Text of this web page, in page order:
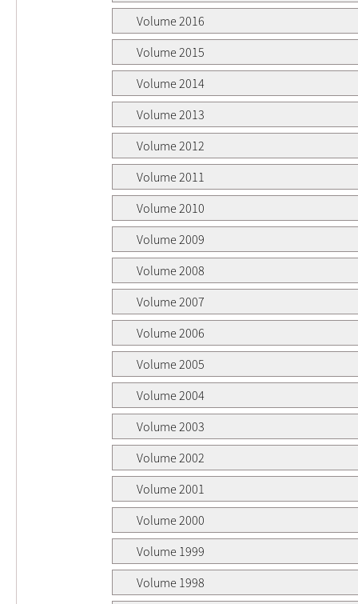
Volume 2016
Volume 2015
Volume 2014
Volume 2013
Volume 2012
Volume 2011
Volume 2010
Volume 2009
Volume 2008
Volume 2007
Volume 2006
Volume 2005
Volume 2004
Volume 2003
Volume 2002
Volume 2001
Volume 2000
Volume 1999
Volume 1998